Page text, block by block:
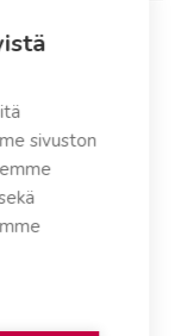
sivuston